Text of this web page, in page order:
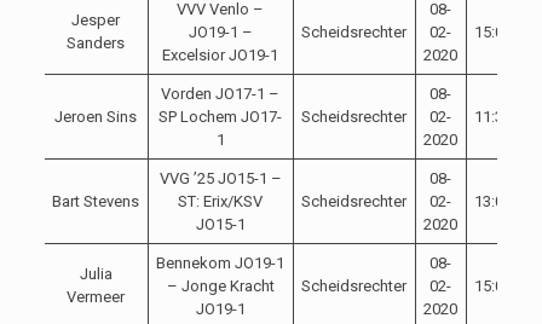
Jesper
Sanders
VVV Venlo –
JO19-1 –
Excelsior JO19-1
Scheidsrechter
08-
02-
2020
15:00
Jeroen Sins
Vorden JO17-1 –
SP Lochem JO17-
1
Scheidsrechter
08-
02-
2020
11:30
Bart Stevens
VVG ’25 JO15-1 –
ST: Erix/KSV
JO15-1
Scheidsrechter
08-
02-
2020
13:00
Julia
Vermeer
Bennekom JO19-1
– Jonge Kracht
JO19-1
Scheidsrechter
08-
02-
2020
15:00